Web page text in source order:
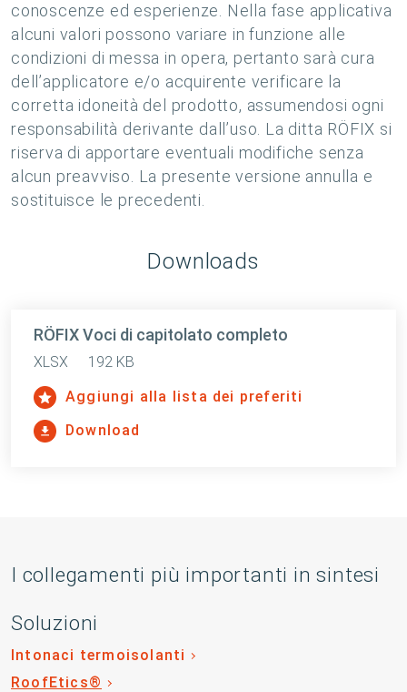
conoscenze ed esperienze. Nella fase applicativa
alcuni valori possono variare in funzione alle
condizioni di messa in opera, pertanto sarà cura
dell’applicatore e/o acquirente verificare la
corretta idoneità del prodotto, assumendosi ogni
responsabilità derivante dall’uso. La ditta RÖFIX si
riserva di apportare eventuali modifiche senza
alcun preavviso. La presente versione annulla e
sostituisce le precedenti.
Downloads
RÖFIX Voci di capitolato completo
XLSX
192 KB
Aggiungi alla lista dei preferiti
Download
I collegamenti più importanti in sintesi
Soluzioni
Intonaci termoisolanti
RoofEtics®